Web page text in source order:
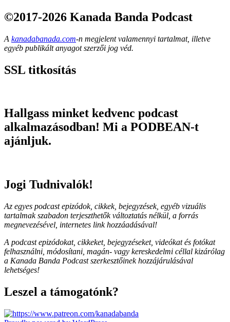
©2017-2026 Kanada Banda Podcast
A kanadabanada.com-n megjelent valamennyi tartalmat, illetve
egyéb publikált anyagot szerzői jog véd.
SSL titkosítás
Hallgass minket kedvenc podcast
alkalmazásodban! Mi a PODBEAN-t
ajánljuk.
Jogi Tudnivalók!
Az egyes podcast epizódok, cikkek, bejegyzések, egyéb vizuális
tartalmak szabadon terjeszthetők változtatás nélkül, a forrás
megnevezésével, internetes link hozzáadásával!
A podcast epizódokat, cikkeket, bejegyzéseket, videókat és fotókat
felhasználni, módosítani, magán- vagy kereskedelmi céllal kizárólag
a Kanada Banda Podcast szerkesztőinek hozzájárulásával
lehetséges!
Leszel a támogatónk?